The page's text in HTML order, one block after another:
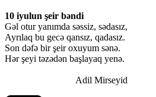
10 iyulun şeir bəndi
Gəl otur yanımda səssiz, sədasız,
Ayrılaq bu gecə qansız, qadasız.
Son dəfə bir şeir oxuyum sənə.
Hər şeyi təzədən başlayaq yenə.
Adil Mirseyid